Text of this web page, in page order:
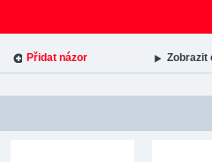
Přidat názor Zobrazit